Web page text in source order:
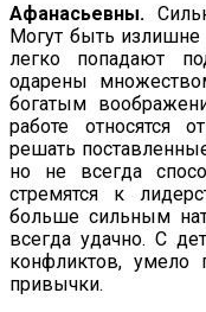
Афанасьевны.
Могут быть
легко попадают
одарены
богатым
работе относятся
решать
но не всегда
стремятся к
больше сильным
всегда удачно. С
конфликтов, умело
привычки.